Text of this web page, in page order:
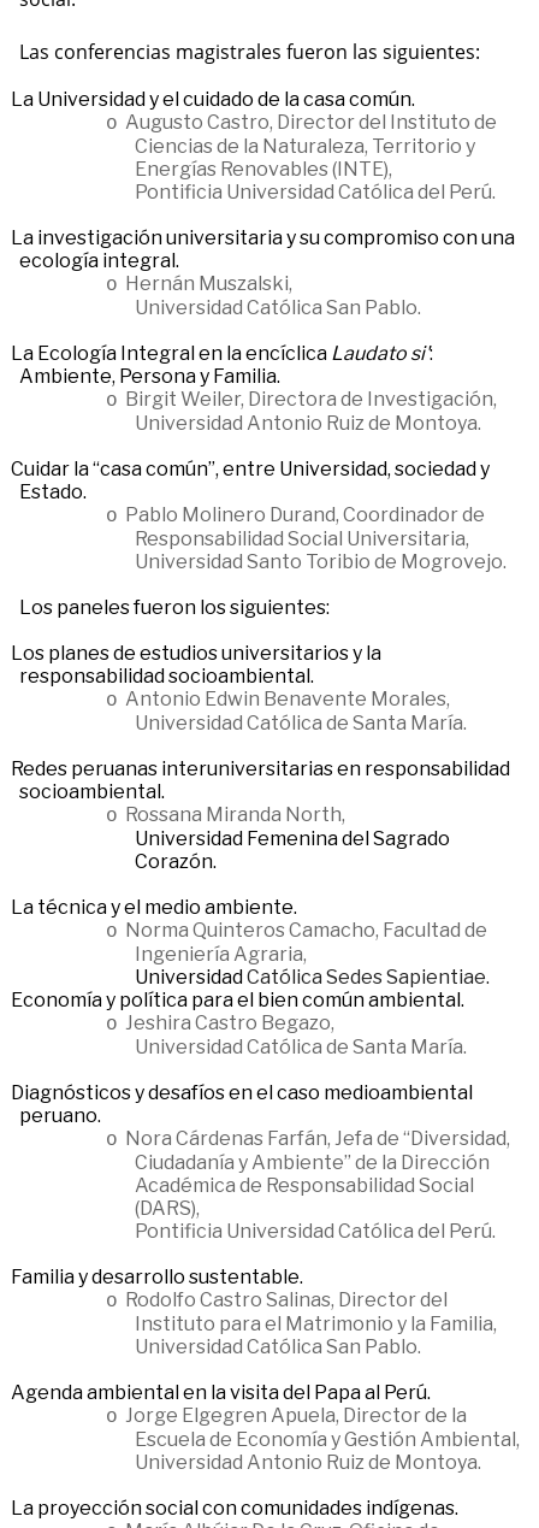
Las conferencias magistrales fueron las siguientes:
La Universidad y el cuidado de la casa común.
o Augusto Castro, Director del Instituto de
Ciencias de la Naturaleza, Territorio y
Energías Renovables (INTE),
Pontificia Universidad Católica del Perú.
La investigación universitaria y su compromiso con una
ecología integral.
o Hernán Muszalski,
Universidad Católica San Pablo.
La Ecología Integral en la encíclica Laudato si':
Ambiente, Persona y Familia.
o Birgit Weiler, Directora de Investigación,
Universidad Antonio Ruiz de Montoya.
Cuidar la “casa común”, entre Universidad, sociedad y
Estado.
o Pablo Molinero Durand, Coordinador de
Responsabilidad Social Universitaria,
Universidad Santo Toribio de Mogrovejo.
Los paneles fueron los siguientes:
Los planes de estudios universitarios y la
responsabilidad socioambiental.
o Antonio Edwin Benavente Morales,
Universidad Católica de Santa María.
Redes peruanas interuniversitarias en responsabilidad
socioambiental.
o Rossana Miranda North,
Universidad Femenina del Sagrado
Corazón.
La técnica y el medio ambiente.
o Norma Quinteros Camacho, Facultad de
Ingeniería Agraria,
UniversidadCatólica Sedes Sapientiae.
Economía y política para el bien común ambiental.
o Jeshira Castro Begazo,
Universidad Católica de Santa María.
Diagnósticos y desafíos en el caso medioambiental
peruano.
o Nora Cárdenas Farfán, Jefa de “Diversidad,
Ciudadanía y Ambiente” de la Dirección
Académica de Responsabilidad Social
(DARS),
Pontificia Universidad Católica del Perú.
Familia y desarrollo sustentable.
o Rodolfo Castro Salinas, Director del
Instituto para el Matrimonio y la Familia,
Universidad Católica San Pablo.
Agenda ambiental en la visita del Papa al Perú.
o Jorge Elgegren Apuela, Director de la
Escuela de Economía y Gestión Ambiental,
Universidad Antonio Ruiz de Montoya.
La proyección social con comunidades indígenas.